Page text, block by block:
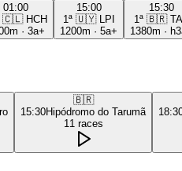
01:00
🇨🇱 HCH
· 3a+
15:00
1ª 🇺🇾
LPI
1200m · 5a+
15:30
1ª 🇧🇷
1380m ·
🇧🇷
15:30Hipódromo do Tarumã
11 races